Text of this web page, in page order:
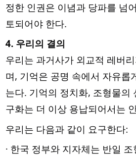
정한 인권은 이념과 당파를 넘
토되어야 한다.
4. 우리의 결의
우리는 과거사가 외교적 레버
며, 기억은 공명 속에서 자유롭
는다. 기억의 정치화, 조형물의
구화는 더 이상 용납되어서는
우리는 다음과 같이 요구한다:
· 한국 정부와 지자체는 반일